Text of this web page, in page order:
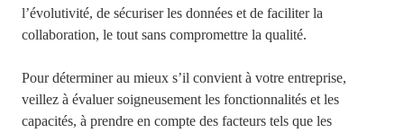
l’évolutivité, de sécuriser les données et de faciliter la
collaboration, le tout sans compromettre la qualité.
Pour déterminer au mieux s’il convient à votre entreprise,
veillez à évaluer soigneusement les fonctionnalités et les
capacités, à prendre en compte des facteurs tels que les